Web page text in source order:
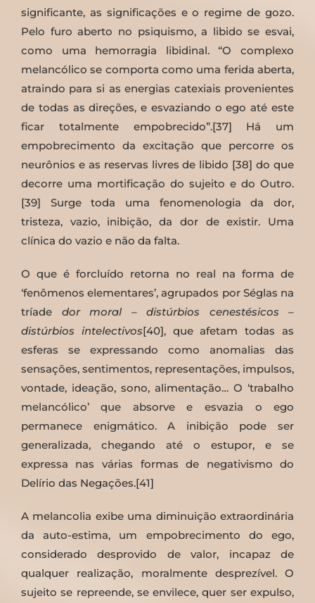
significante, as significações e o regime de gozo.
Pelo furo aberto no psiquismo, a libido se esvai,
como uma hemorragia libidinal. “O complexo
melancólico se comporta como uma ferida aberta,
atraindo para si as energias catexiais provenientes
de todas as direções, e esvaziando o ego até este
ficar totalmente empobrecido”.[37] Há um
empobrecimento da excitação que percorre os
neurônios e as reservas livres de libido [38] do que
decorre uma mortificação do sujeito e do Outro.
[39] Surge toda uma fenomenologia da dor,
tristeza, vazio, inibição, da dor de existir. Uma
clínica do vazio e não da falta.
O que é forcluído retorna no real na forma de
‘fenômenos elementares’, agrupados por Séglas na
tríade dor moral – distúrbios cenestésicos –
distúrbios intelectivos[40], que afetam todas as
esferas se expressando como anomalias das
sensações, sentimentos, representações, impulsos,
vontade, ideação, sono, alimentação… O ‘trabalho
melancólico’ que absorve e esvazia o ego
permanece enigmático. A inibição pode ser
generalizada, chegando até o estupor, e se
expressa nas várias formas de negativismo do
Delírio das Negações.[41]
A melancolia exibe uma diminuição extraordinária
da auto-estima, um empobrecimento do ego,
considerado desprovido de valor, incapaz de
qualquer realização, moralmente desprezível. O
sujeito se repreende, se envilece, quer ser expulso,